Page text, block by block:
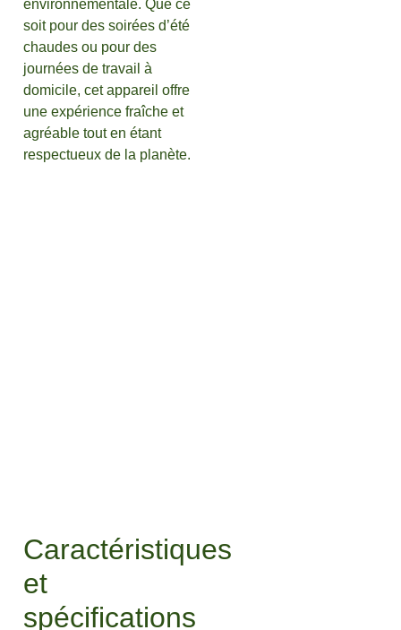
environnementale. Que ce
soit pour des soirées d’été
chaudes ou pour des
journées de travail à
domicile, cet appareil offre
une expérience fraîche et
agréable tout en étant
respectueux de la planète.
Caractéristiques
et
spécifications